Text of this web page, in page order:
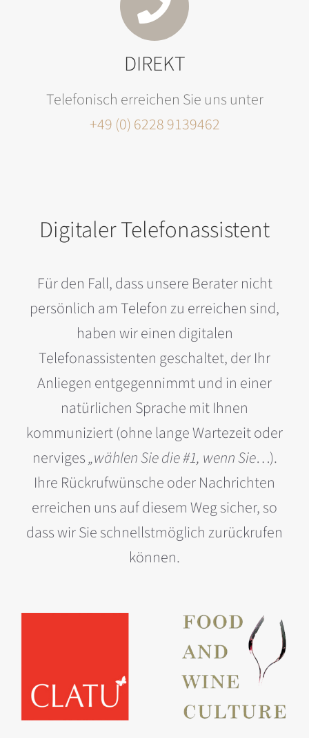
DIREKT
Telefonisch erreichen Sie uns unter
+49 (0) 6228 9139462
Digitaler Telefonassistent
Für den Fall, dass unsere Berater nicht
persönlich am Telefon zu erreichen sind,
haben wir einen digitalen
Telefonassistenten geschaltet, der Ihr
Anliegen entgegennimmt und in einer
natürlichen Sprache mit Ihnen
kommuniziert (ohne lange Wartezeit oder
nerviges„wählen Sie die #1, wenn Sie…).
Ihre Rückrufwünsche oder Nachrichten
erreichen uns auf diesem Weg sicher, so
dass wir Sie schnellstmöglich zurückrufen
können.